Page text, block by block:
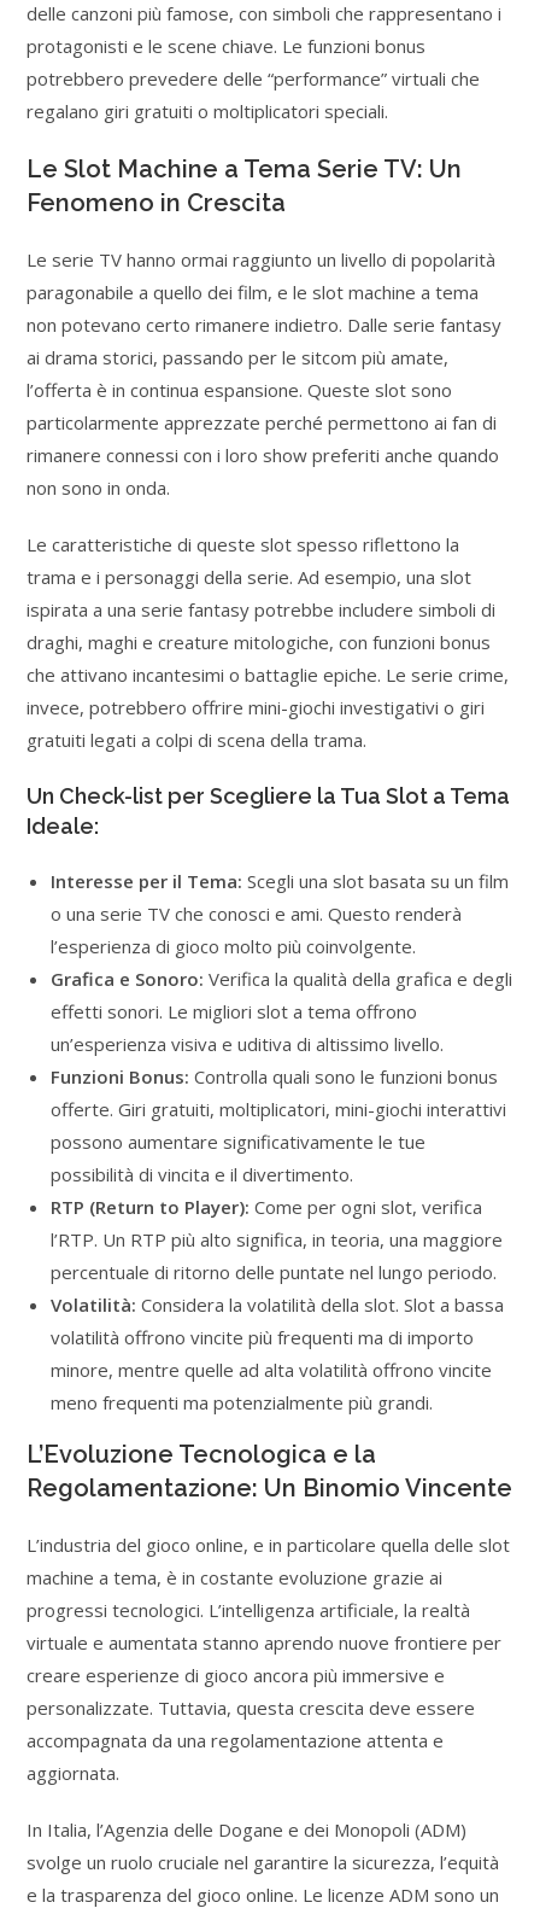
delle canzoni più famose, con simboli che rappresentano i
protagonisti e le scene chiave. Le funzioni bonus
potrebbero prevedere delle “performance” virtuali che
regalano giri gratuiti o moltiplicatori speciali.
Le Slot Machine a Tema Serie TV: Un
Fenomeno in Crescita
Le serie TV hanno ormai raggiunto un livello di popolarità
paragonabile a quello dei film, e le slot machine a tema
non potevano certo rimanere indietro. Dalle serie fantasy
ai drama storici, passando per le sitcom più amate,
l’offerta è in continua espansione. Queste slot sono
particolarmente apprezzate perché permettono ai fan di
rimanere connessi con i loro show preferiti anche quando
non sono in onda.
Le caratteristiche di queste slot spesso riflettono la
trama e i personaggi della serie. Ad esempio, una slot
ispirata a una serie fantasy potrebbe includere simboli di
draghi, maghi e creature mitologiche, con funzioni bonus
che attivano incantesimi o battaglie epiche. Le serie crime,
invece, potrebbero offrire mini-giochi investigativi o giri
gratuiti legati a colpi di scena della trama.
Un Check-list per Scegliere la Tua Slot a Tema
Ideale:
Interesse per il Tema: Scegli una slot basata su un film
o una serie TV che conosci e ami. Questo renderà
l’esperienza di gioco molto più coinvolgente.
Grafica e Sonoro: Verifica la qualità della grafica e degli
effetti sonori. Le migliori slot a tema offrono
un’esperienza visiva e uditiva di altissimo livello.
Funzioni Bonus: Controlla quali sono le funzioni bonus
offerte. Giri gratuiti, moltiplicatori, mini-giochi interattivi
possono aumentare significativamente le tue
possibilità di vincita e il divertimento.
RTP (Return to Player): Come per ogni slot, verifica
l’RTP. Un RTP più alto significa, in teoria, una maggiore
percentuale di ritorno delle puntate nel lungo periodo.
Volatilità: Considera la volatilità della slot. Slot a bassa
volatilità offrono vincite più frequenti ma di importo
minore, mentre quelle ad alta volatilità offrono vincite
meno frequenti ma potenzialmente più grandi.
L’Evoluzione Tecnologica e la
Regolamentazione: Un Binomio Vincente
L’industria del gioco online, e in particolare quella delle slot
machine a tema, è in costante evoluzione grazie ai
progressi tecnologici. L’intelligenza artificiale, la realtà
virtuale e aumentata stanno aprendo nuove frontiere per
creare esperienze di gioco ancora più immersive e
personalizzate. Tuttavia, questa crescita deve essere
accompagnata da una regolamentazione attenta e
aggiornata.
In Italia, l’Agenzia delle Dogane e dei Monopoli (ADM)
svolge un ruolo cruciale nel garantire la sicurezza, l’equità
e la trasparenza del gioco online. Le licenze ADM sono un